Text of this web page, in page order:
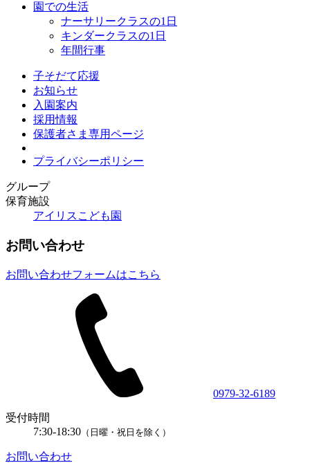
園での生活
ナーサリークラスの1日
キンダークラスの1日
年間行事
子そだて応援
お知らせ
入園案内
採用情報
保護者さま専用ページ
プライバシーポリシー
グループ
保育施設
アイリスこども園
お問い合わせ
お問い合わせフォームはこちら
0979-32-6189
受付時間
7:30-18:30 （日曜・祝日を除く）
お問い合わせ